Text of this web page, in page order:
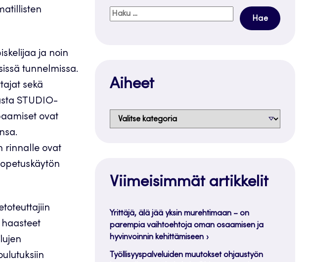
ja noin
tunnelmissa.
sekä
STUDIO-
ovat
rinnalle ovat
haasteet
Haku:
Aiheet
Aiheet
Viimeisimmät artikkelit
Yrittäjä, älä jää yksin murehtimaan – on
parempia vaihtoehtoja oman osaamisen ja
hyvinvoinnin kehittämiseen
Työllisyyspalveluiden muutokset ohjaustyön